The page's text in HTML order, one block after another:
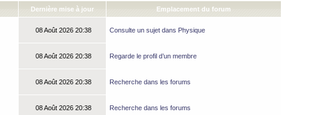
Dernière mise à jour Emplacement du forum
08 Août 2026 20:38 Consulte un sujet dans Physique
08 Août 2026 20:38 Regarde le profil d’un membre
08 Août 2026 20:38 Recherche dans les forums
08 Août 2026 20:38 Recherche dans les forums